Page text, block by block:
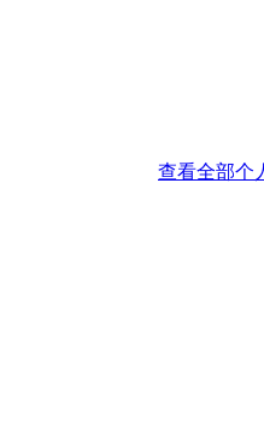
查看全部个